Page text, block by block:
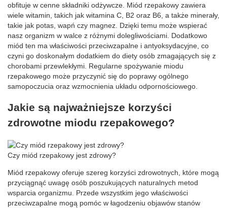
obfituje w cenne składniki odżywcze. Miód rzepakowy zawiera
wiele witamin, takich jak witamina C, B2 oraz B6, a także minerały,
takie jak potas, wapń czy magnez. Dzięki temu może wspierać
nasz organizm w walce z różnymi dolegliwościami. Dodatkowo
miód ten ma właściwości przeciwzapalne i antyoksydacyjne, co
czyni go doskonałym dodatkiem do diety osób zmagających się z
chorobami przewlekłymi. Regularne spożywanie miodu
rzepakowego może przyczynić się do poprawy ogólnego
samopoczucia oraz wzmocnienia układu odpornościowego.
Jakie są najważniejsze korzyści
zdrowotne miodu rzepakowego?
Czy miód rzepakowy jest zdrowy?
Miód rzepakowy oferuje szereg korzyści zdrowotnych, które mogą
przyciągnąć uwagę osób poszukujących naturalnych metod
wsparcia organizmu. Przede wszystkim jego właściwości
przeciwzapalne mogą pomóc w łagodzeniu objawów stanów